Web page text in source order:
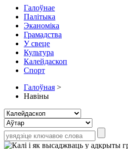
Галоўнае
Палітыка
Эканоміка
Грамадства
У свеце
Культура
Калейдаскоп
Спорт
Галоўная >
Навіны